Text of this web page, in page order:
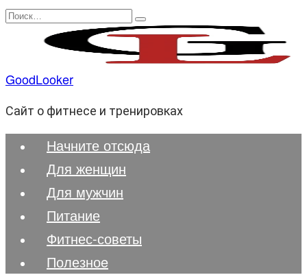
Перейти
содержанию
Search
GoodLooker
Сайт о фитнесе и тренировках
Начните отсюда
Для женщин
Для мужчин
Питание
Фитнес-советы
Полезноe